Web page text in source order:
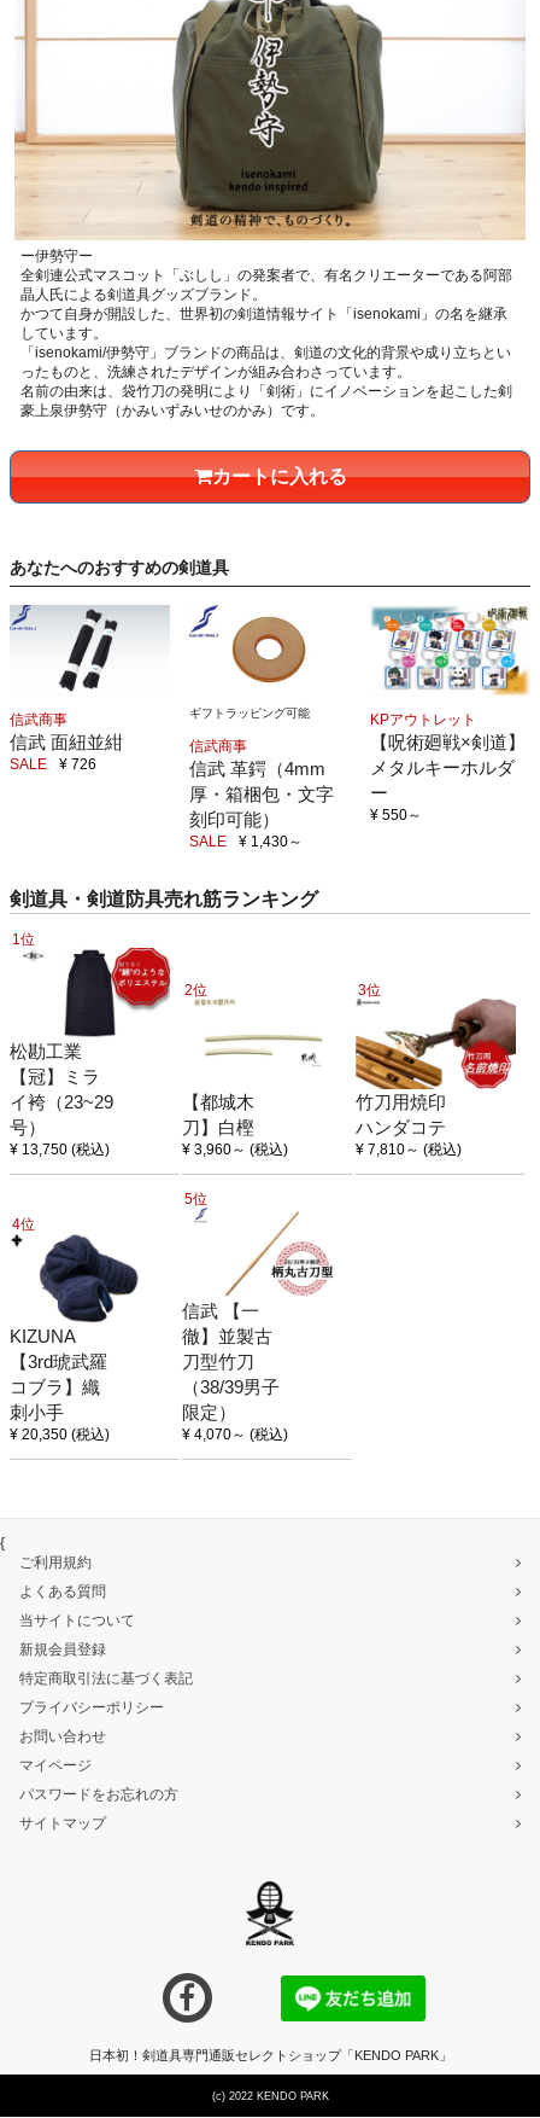
ー伊勢守ー
全剣連公式マスコット「ぶしし」の発案者で、有名クリエーターである阿部
晶人氏による剣道具グッズブランド。
かつて自身が開設した、世界初の剣道情報サイト「isenokami」の名を継承
しています。
「isenokami/伊勢守」ブランドの商品は、剣道の文化的背景や成り立ちとい
ったものと、洗練されたデザインが組み合わさっています。
名前の由来は、袋竹刀の発明により「剣術」にイノベーションを起こした剣
豪上泉伊勢守（かみいずみいせのかみ）です。
カートに入れる
あなたへのおすすめの剣道具
信武商事
信武 面紐並紺
SALE ¥ 726
ギフトラッピング可能
信武商事
信武 革鍔（4mm
厚・箱梱包・文字
刻印可能）
SALE ¥ 1,430～
KPアウトレット
【呪術廻戦×剣道】
メタルキーホルダ
ー
¥ 550～
剣道具・剣道防具売れ筋ランキング
1位
松勘工業
【冠】ミラ
イ袴（23~29
号）
¥ 13,750 (税込)
2位
【都城木
刀】白樫
¥ 3,960～ (税込)
3位
竹刀用焼印
ハンダコテ
¥ 7,810～ (税込)
4位
KIZUNA
【3rd琥武羅
コブラ】織
刺小手
¥ 20,350 (税込)
5位
信武 【一
徹】並製古
刀型竹刀
（38/39男子
限定）
¥ 4,070～ (税込)
{
ご利用規約
よくある質問
当サイトについて
新規会員登録
特定商取引法に基づく表記
プライバシーポリシー
お問い合わせ
マイページ
パスワードをお忘れの方
サイトマップ
日本初！剣道具専門通販セレクトショップ「KENDO PARK」
(c) 2022 KENDO PARK